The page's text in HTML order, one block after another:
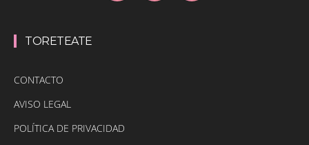
TORETEATE
CONTACTO
AVISO LEGAL
POLÍTICA DE PRIVACIDAD